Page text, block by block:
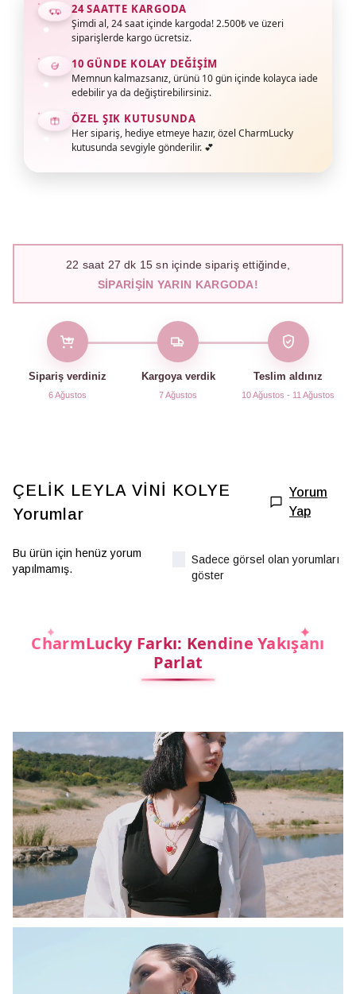
24 SAATTE KARGODA
Şimdi al, 24 saat içinde kargoda! 2.500₺ ve üzeri
siparişlerde kargo ücretsiz.
10 GÜNDE KOLAY DEĞIŞIM
Memnun kalmazsanız, ürünü 10 gün içinde kolayca iade
edebilir ya da değiştirebilirsiniz.
ÖZEL ŞIK KUTUSUNDA
Her sipariş, hediye etmeye hazır, özel CharmLucky
kutusunda sevgiyle gönderilir. 💕
22 saat 27 dk 14 sn içinde sipariş ettiğinde,
SIPARIŞIN YARIN KARGODA!
Sipariş verdiniz
6 Ağustos
Kargoya verdik
7 Ağustos
Teslim aldınız
10 Ağustos - 11 Ağustos
ÇELİK LEYLA VİNİ KOLYE
Yorumlar
Yorum
Yap
Bu ürün için henüz yorum
yapılmamış.
Sadece görsel olan yorumları
göster
CharmLucky Farkı: Kendine Yakışanı
Parlat